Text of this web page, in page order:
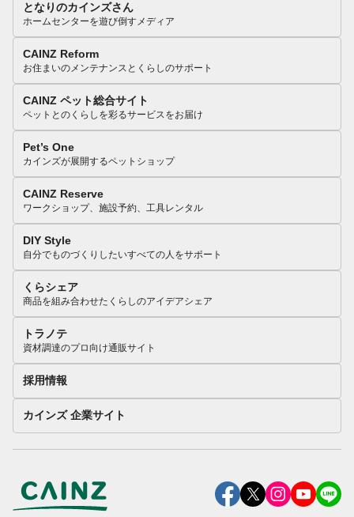
となりのカインズさん
ホームセンターを遊び倒すメディア
CAINZ Reform
お住まいのメンテナンスとくらしのサポート
CAINZ ペット総合サイト
ペットとのくらしを彩るサービスをお届け
Pet’s One
カインズが展開するペットショップ
CAINZ Reserve
ワークショップ、施設予約、工具レンタル
DIY Style
自分でものづくりしたいすべての人をサポート
くらシェア
商品を組み合わせたくらしのアイデアシェア
トラノテ
資材調達のプロ向け通販サイト
採用情報
カインズ 企業サイト